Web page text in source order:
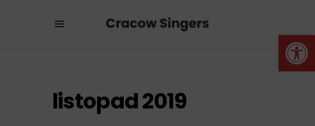
listopad 2019